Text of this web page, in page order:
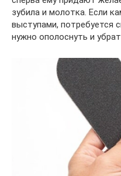
зубила и молотка. Если
выступами, потребуется
нужно ополоснуть и